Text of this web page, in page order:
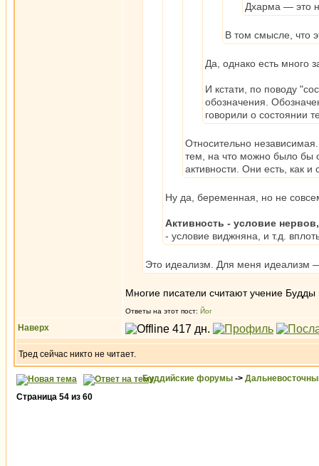
Дхарма — это
В том смысле, что
Да, однако есть много
И кстати, по поводу
обозначения.
говорили о состоянии
Относительно
тем, на что можно было бы
активности. Они есть, как
Ну да, беременная, но не
Активность - условие
- условие виджняна, и т.д.
Это идеализм. Для меня идеализм —
Многие писатели считают учение
Ответы на этот пост: Йог
Наверх
Тред сейчас никто не читает.
Буддийские форумы ->
Страница 54 из 60